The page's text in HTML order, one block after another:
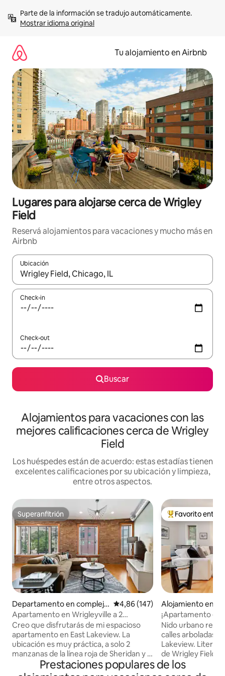
contenidoMostrar idioma original
Tu alojamiento en Airbnb
Lugares para alojarse cerca de Wrigley
Field
Reservá alojamientos para vacaciones y mucho más en
Airbnb
Ubicación
Cuando los resultados estén disponibles, navegá con las
Check-in
Check-out
Buscar
Alojamientos para vacaciones con las
mejores calificaciones cerca de Wrigley
Field
Los huéspedes están de acuerdo: estas estadías tienen
excelentes calificaciones por su ubicación y limpieza,
entre otros aspectos.
Superanfitrión
Superanfitrión
Departamento en complejo
residencial en Chicago
Calificación promedio: 4,86 de
4,86 (147)
Apartamento en Wrigleyville a 2
manzanas del lago y del tren
Creo que disfrutarás de mi espacioso
apartamento en East Lakeview. La
ubicación es muy práctica, a solo 2
manzanas de la línea roja de Sheridan y a
2 manzanas del lago. Fácil proximidad a 4
manzanas de Wrigley Field y
Favorito entre
Favorito entre
Alojamiento en
¡Apartamento
a pocos pasos de
Nido urbano
calles arboladas
Lakeview.
de Wrigley Field,
restaurantes,
lago. Tendrás
Prestaciones populares de los